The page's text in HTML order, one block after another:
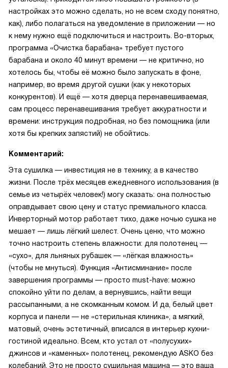
настройках это можно сделать, но не всем сходу понятно,
как), либо полагаться на уведомление в приложении — но
к нему нужно ещё подключиться и настроить. Во-вторых,
программа «Очистка барабана» требует пустого
барабана и около 40 минут времени — не критично, но
хотелось бы, чтобы её можно было запускать в фоне,
например, во время другой сушки (как у некоторых
конкурентов). И ещё — хотя дверца перенавешиваемая,
сам процесс перенавешивания требует аккуратности и
времени: инструкция подробная, но без помощника (или
хотя бы крепких запястий) не обойтись.
Комментарий:
Эта сушилка — инвестиция не в технику, а в качество
жизни. После трёх месяцев ежедневного использования (в
семье из четырёх человек!) могу сказать: она полностью
оправдывает свою цену и статус премиального класса.
Инверторный мотор работает тихо, даже ночью сушка не
мешает — лишь лёгкий шелест. Очень ценю, что можно
точно настроить степень влажности: для полотенец —
«сухо», для льняных рубашек — «лёгкая влажность»
(чтобы не мнуться). Функция «Антисминание» после
завершения программы — просто must-have: можно
спокойно уйти по делам, а вернувшись, найти вещи
рассыпанными, а не скомканным комом. И да, белый цвет
корпуса и панели — не «стерильная клиника», а мягкий,
матовый, очень эстетичный, вписался в интерьер кухни-
гостиной идеально. Всем, кто устал от «полусухих»
джинсов и «каменных» полотенец, рекомендую ASKO без
колебаний. Это не просто сушильная машина — это ваша